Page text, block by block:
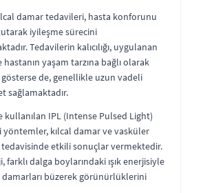
damar tedavileri, hasta konforunu
iyileşme sürecini
Tedavilerin kalıcılığı, uygulanan
yaşam tarzına bağlı olarak
de, genellikle uzun vadeli
sağlamaktadır.
kullanılan IPL (Intense Pulsed Light)
yöntemler, kılcal damar ve vasküler
tedavisinde etkili sonuçlar vermektedir.
farklı dalga boylarındaki ışık enerjisiyle
büzerek görünürlüklerini